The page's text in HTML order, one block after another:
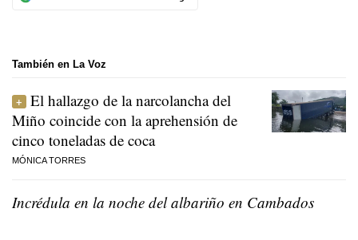
También en La Voz
El hallazgo de la narcolancha del
Miño coincide con la aprehensión de
cinco toneladas de coca
MÓNICA TORRES
Incrédula en la noche del albariño en Cambados